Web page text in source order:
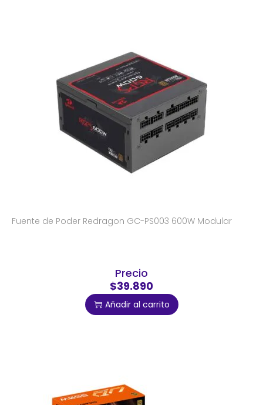
Fuente de Poder Redragon GC-PS003 600W Modular
Precio
$39.890
Añadir al carrito